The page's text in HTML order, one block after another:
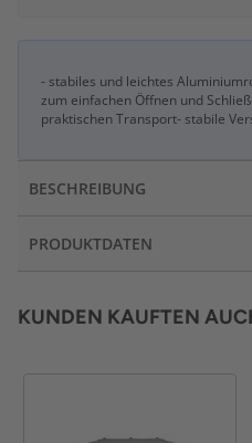
- stabiles und leichtes
zum einfachen Öffnen und
praktischen Transport- stabile
BESCHREIBUNG
PRODUKTDATEN
KUNDEN KAUFTEN